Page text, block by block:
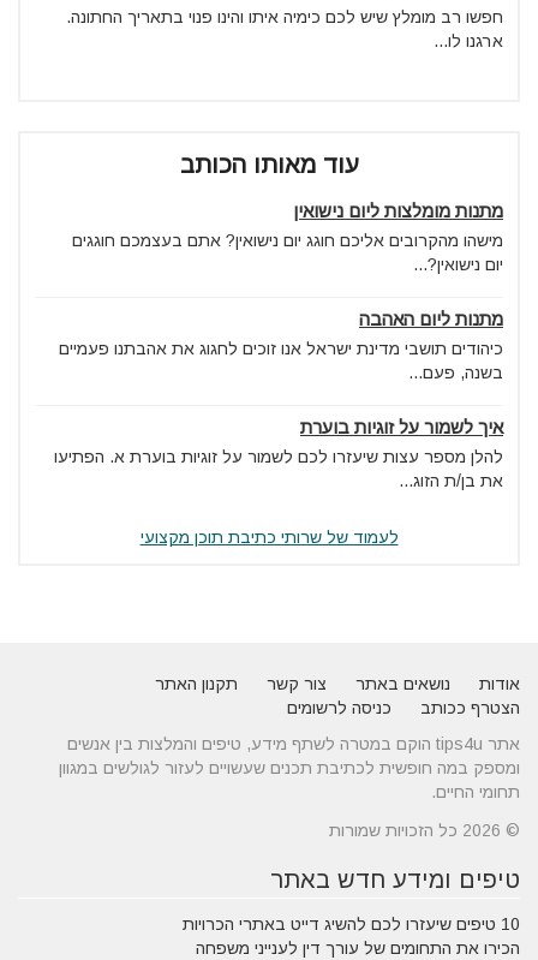
חפשו רב מומלץ שיש לכם כימיה איתו והינו פנוי בתאריך החתונה.
ארגנו לו...
עוד מאותו הכותב
מתנות מומלצות ליום נישואין
מישהו מהקרובים אליכם חוגג יום נישואין? אתם בעצמכם חוגגים
יום נישואין?...
מתנות ליום האהבה
כיהודים תושבי מדינת ישראל אנו זוכים לחגוג את אהבתנו פעמיים
בשנה, פעם...
איך לשמור על זוגיות בוערת
להלן מספר עצות שיעזרו לכם לשמור על זוגיות בוערת א. הפתיעו
את בן/ת הזוג...
לעמוד של שרותי כתיבת תוכן מקצועי
אודות נושאים באתר צור קשר
תקנון האתר
הצטרף ככותב
כניסה לרשומים
אתר tips4u הוקם במטרה לשתף מידע, טיפים והמלצות בין אנשים
ומספק במה חופשית לכתיבת תכנים שעשויים לעזור לגולשים במגוון
תחומי החיים.
© 2026 כל הזכויות שמורות
טיפים ומידע חדש באתר
10 טיפים שיעזרו לכם להשיג דייט באתרי הכרויות
הכירו את התחומים של עורך דין לענייני משפחה